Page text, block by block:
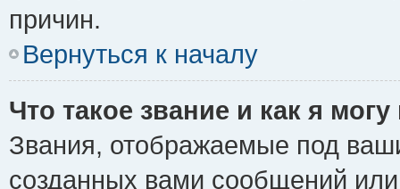
причин.
Вернуться к началу
Что такое звание и как я
Звания, отображаемые под
созданных вами сообщений